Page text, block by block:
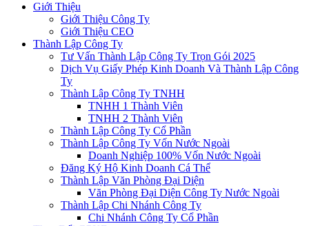
Giới Thiệu
Giới Thiệu Công Ty
Giới Thiệu CEO
Thành Lập Công Ty
Tư Vấn Thành Lập Công Ty Trọn Gói 2025
Dịch Vụ Giấy Phép Kinh Doanh Và Thành Lập Công
Ty
Thành Lập Công Ty TNHH
TNHH 1 Thành Viên
TNHH 2 Thành Viên
Thành Lập Công Ty Cổ Phần
Thành Lập Công Ty Vốn Nước Ngoài
Doanh Nghiệp 100% Vốn Nước Ngoài
Đăng Ký Hộ Kinh Doanh Cá Thể
Thành Lập Văn Phòng Đại Diện
Văn Phòng Đại Diện Công Ty Nước Ngoài
Thành Lập Chi Nhánh Công Ty
Chi Nhánh Công Ty Cổ Phần